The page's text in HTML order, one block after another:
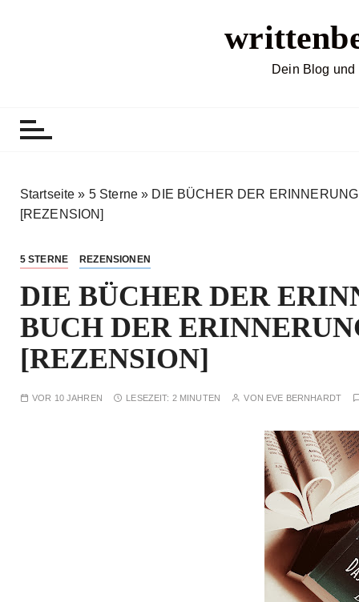
Dein Blog und
Startseite » 5 Sterne» DIE BÜCHER DER
[REZENSION]
5 STERNE REZENSIONEN
DIE BÜCHER DER
BUCH DER
[REZENSION]
VOR 10 JAHREN LESEZEIT: 2 MINUTEN VON EVE BERNHARDT